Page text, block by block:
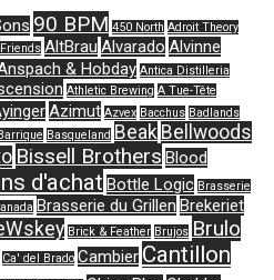
90 BPM 450 North Adroit Theory
AltBrau Alvarado Alvinne
& Hobday Antica Distilleria
Athletic Brewing A Tue-Tête
Azimut Azvex Bacchus Badlands
Basqueland Beak Bellwoods
Bissell Brothers Blood
d'achat Bottle Logic Brasserie
Brasserie du Grillen Brekeriet
Brick & Feather Brujos Brulo
Ca' del Brado Cambier Cantillon